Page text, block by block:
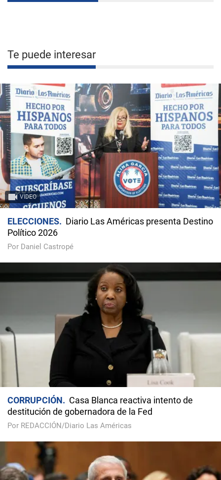
Te puede interesar
VIDEO
ELECCIONES
Diario Las Américas presenta Destino
Político 2026
Por Daniel Castropé
CORRUPCIÓN
Casa Blanca reactiva intento de
destitución de gobernadora de la Fed
Por REDACCIÓN/Diario Las Américas